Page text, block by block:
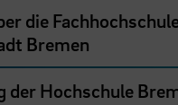
die
Bremen
der Hochschule